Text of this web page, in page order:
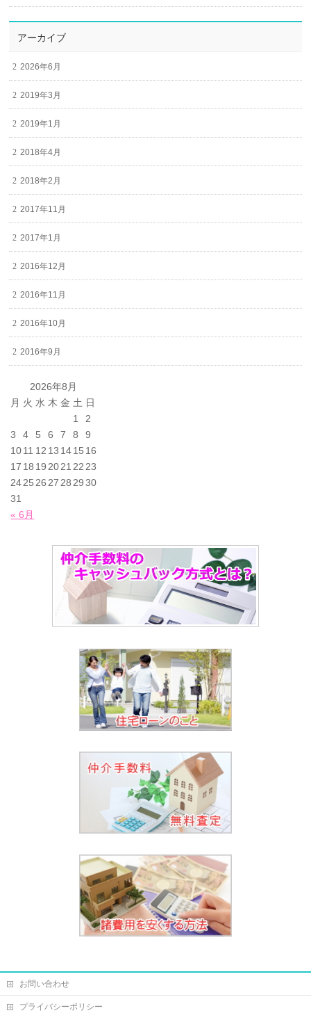
アーカイブ
2026年6月
2019年3月
2019年1月
2018年4月
2018年2月
2017年11月
2017年1月
2016年12月
2016年11月
2016年10月
2016年9月
2026年8月
月 火 水 木 金 土 日
« 6月
1
2
3
4 5 6 7 8
9
1011 12 13 1415 16
17 18 19 2021 22 23
2425 26 27 28 29 30
31
お問い合わせ
プライバシーポリシー